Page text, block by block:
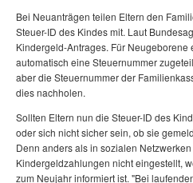
Bei Neuanträgen teilen Eltern den
Steuer-ID des Kindes mit. Laut
Kindergeld-Antrages. Für Neugeborene
automatisch eine Steuernummer
aber die Steuernummer der
dies nachholen.
Sollten Eltern nun die Steuer-ID des
oder sich nicht sicher sein, ob sie
Denn anders als in sozialen
Kindergeldzahlungen nicht eingestellt,
zum Neujahr informiert ist. "Bei